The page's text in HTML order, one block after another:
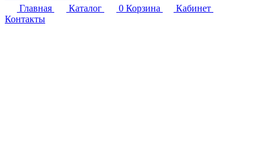
Главная
Каталог 0 Корзина
Кабинет
Контакты